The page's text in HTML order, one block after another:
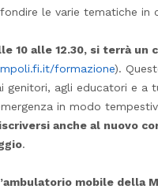
le varie tematiche in
10 alle 12.30, si terrà
formazione).
genitori, agli educatori e a
in modo
iscriversi anche al nuovo
.
mobile della